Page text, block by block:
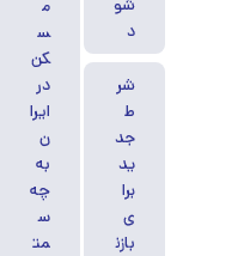
شو
د
شر
ط
جد
ید
برا
ی
بازن
م
س
کن
در
ایرا
ن
به
چه
س
مت